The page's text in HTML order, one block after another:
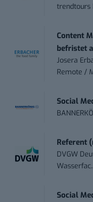
trendtours
Content
befristet
Josera
Remote /
Social
Referent
DVGW
Social